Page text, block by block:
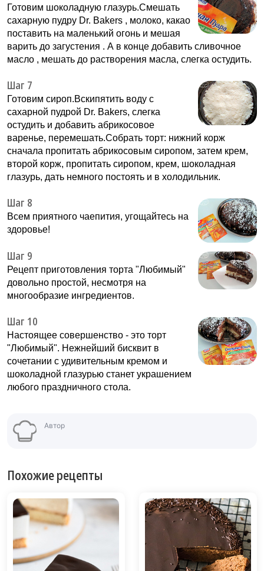
Готовим шоколадную глазурь.Смешать
сахарную пудру Dr. Bakers , молоко, какао
поставить на маленький огонь и мешая
варить до загустения . А в конце добавить сливочное
масло , мешать до растворения масла, слегка остудить.
Шаг 7
Готовим сироп.Вскипятить воду с
сахарной пудрой Dr. Bakers, слегка
остудить и добавить абрикосовое
варенье, перемешать.Собрать торт: нижний корж
сначала пропитать абрикосовым сиропом, затем крем,
второй корж, пропитать сиропом, крем, шоколадная
глазурь, дать немного постоять и в холодильник.
Шаг 8
Всем приятного чаепития, угощайтесь на
здоровье!
Шаг 9
Рецепт приготовления торта "Любимый"
довольно простой, несмотря на
многообразие ингредиентов.
Шаг 10
Настоящее совершенство - это торт
"Любимый". Нежнейший бисквит в
сочетании с удивительным кремом и
шоколадной глазурью станет украшением
любого праздничного стола.
Автор
Похожие рецепты